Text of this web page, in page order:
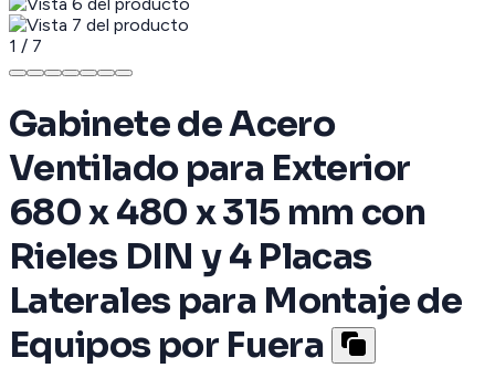
1 / 7
Gabinete de Acero
Ventilado para Exterior
680 x 480 x 315 mm con
Rieles DIN y 4 Placas
Laterales para Montaje de
Equipos por Fuera